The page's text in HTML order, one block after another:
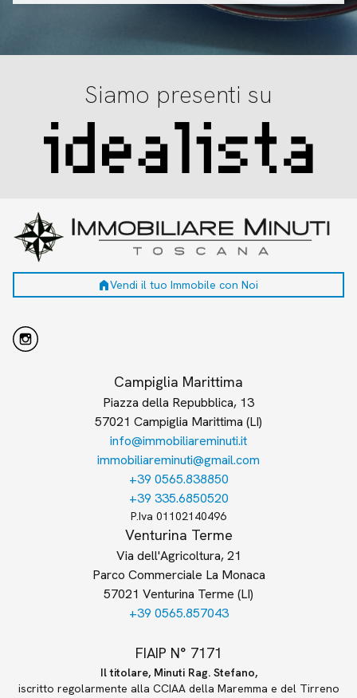
Siamo presenti su
homeVendi il tuo Immobile con Noi
Campiglia Marittima
Piazza della Repubblica, 13
57021 Campiglia Marittima (LI)
info@immobiliareminuti.it
immobiliareminuti@gmail.com
+39 0565.838850
+39 335.6850520
P.Iva 01102140496
Venturina Terme
Via dell'Agricoltura, 21
Parco Commerciale La Monaca
57021 Venturina Terme (LI)
+39 0565.857043
FIAIP N° 7171
Il titolare, Minuti Rag. Stefano,
iscritto regolarmente alla CCIAA della Maremma e del Tirreno